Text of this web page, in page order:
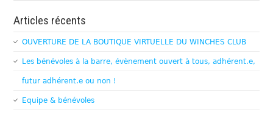
Articles récents
OUVERTURE DE LA BOUTIQUE VIRTUELLE DU WINCHES CLUB
Les bénévoles à la barre, évènement ouvert à tous, adhérent.e,
futur adhérent.e ou non !
Equipe & bénévoles